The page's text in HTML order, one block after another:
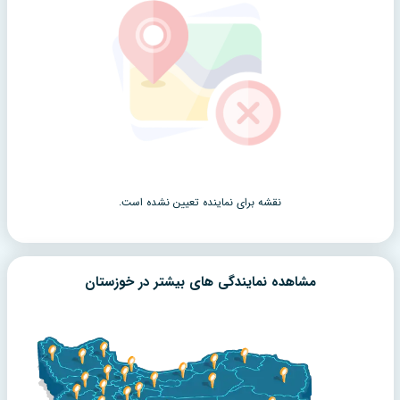
نقشه برای نماینده تعیین نشده است.
مشاهده نمایندگی های بیشتر درخوزستان